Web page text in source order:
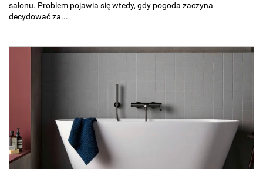
salonu. Problem pojawia się wtedy, gdy pogoda zaczyna
decydować za...